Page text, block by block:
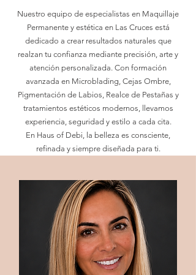
Nuestro equipo de especialistas en Maquillaje
Permanente y estética en Las Cruces está
dedicado a crear resultados naturales que
realzan tu confianza mediante precisión, arte y
atención personalizada. Con formación
avanzada en Microblading, Cejas Ombre,
Pigmentación de Labios, Realce de Pestañas y
tratamientos estéticos modernos, llevamos
experiencia, seguridad y estilo a cada cita.
En Haus of Debi, la belleza es consciente,
refinada y siempre diseñada para ti.